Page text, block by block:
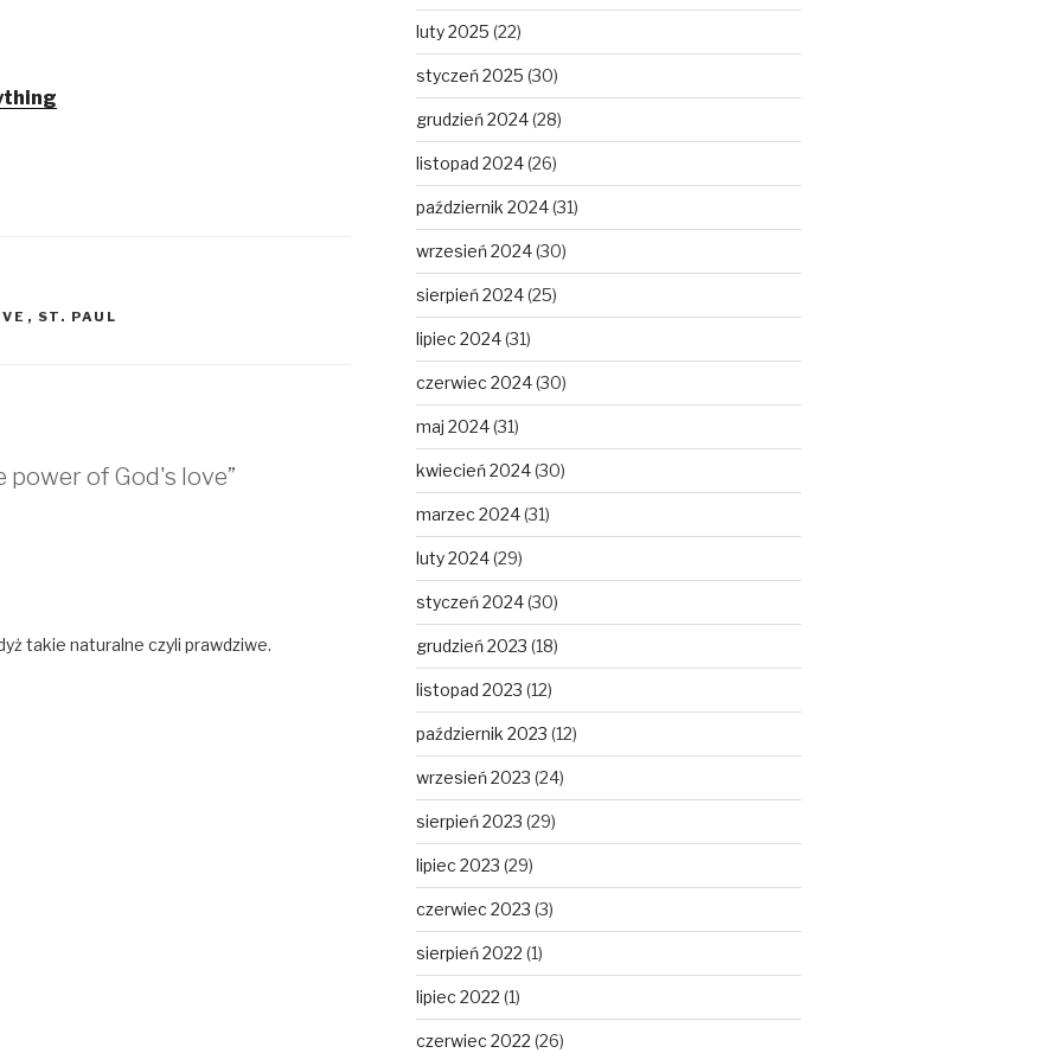
, ST. PAUL
power of God's love”
takie naturalne czyli prawdziwe.
luty 2025 (22)
styczeń 2025 (30)
grudzień 2024(28)
listopad 2024(26)
październik 2024(31)
wrzesień 2024(30)
sierpień 2024(25)
lipiec 2024(31)
czerwiec 2024(30)
maj 2024(31)
kwiecień 2024(30)
marzec 2024(31)
luty 2024(29)
styczeń 2024(30)
grudzień 2023 (18)
listopad 2023 (12)
październik 2023 (12)
wrzesień 2023 (24)
sierpień 2023 (29)
lipiec 2023 (29)
czerwiec 2023 (3)
sierpień 2022 (1)
lipiec 2022 (1)
czerwiec 2022 (26)